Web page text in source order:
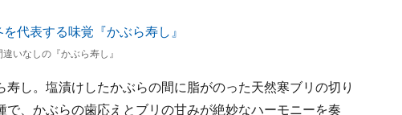
いなしの『かぶら寿し』
し。塩漬けしたかぶらの間に脂がのった天然寒ブリの切り
、かぶらの歯応えとブリの甘みが絶妙なハーモニーを奏